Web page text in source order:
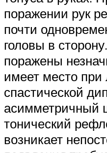
поражении рук
почти
головы в
поражены
имеет место при
спастической
асимметричный
тонический
возникает